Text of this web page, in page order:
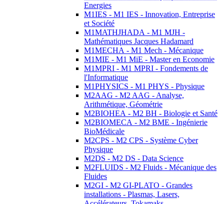
Energies
M1IES - M1 IES - Innovation, Entreprise
et Société
M1MATHJHADA - M1 MJH -
Mathématiques Jacques Hadamard
M1MECHA - M1 Mech - Mécanique
M1MIE - M1 MiE - Master en Economie
M1MPRI - M1 MPRI - Fondements de
l'Informatique
M1PHYSICS - M1 PHYS - Physique
M2AAG - M2 AAG - Analyse,
Arithmétique, Géométrie
M2BIOHEA - M2 BH - Biologie et Santé
M2BIOMECA - M2 BME - Ingénierie
BioMédicale
M2CPS - M2 CPS - Système Cyber
Physique
M2DS - M2 DS - Data Science
M2FLUIDS - M2 Fluids - Mécanique des
Fluides
M2GI - M2 GI-PLATO - Grandes
installations - Plasmas, Lasers,